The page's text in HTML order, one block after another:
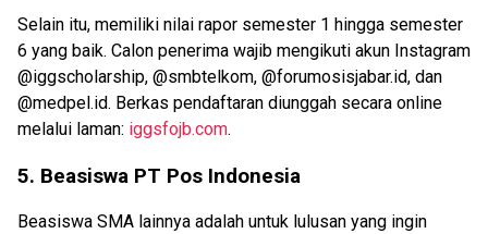
Selain itu, memiliki nilai rapor semester 1 hingga semester
6 yang baik. Calon penerima wajib mengikuti akun Instagram
@iggscholarship, @smbtelkom, @forumosisjabar.id, dan
@medpel.id. Berkas pendaftaran diunggah secara online
melalui laman: iggsfojb.com.
5. Beasiswa PT Pos Indonesia
Beasiswa SMA lainnya adalah untuk lulusan yang ingin